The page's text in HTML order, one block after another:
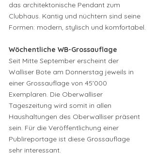
das architektonische Pendant zum
Clubhaus. Kantig und nüchtern sind seine
Formen: modern, stylisch und komfortabel.
Wöchentliche WB-Grossauflage
Seit Mitte September erscheint der
Walliser Bote am Donnerstag jeweils in
einer Grossauflage von 45'000
Exemplaren. Die Oberwalliser
Tageszeitung wird somit in allen
Haushaltungen des Oberwalliser präsent
sein. Für die Veröffentlichung einer
Publireportage ist diese Grossauflage
sehr interessant.